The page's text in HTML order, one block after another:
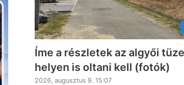
Íme a részletek az algyői
helyen is oltani kell (fotók)
2026, augusztus 9. 15:07